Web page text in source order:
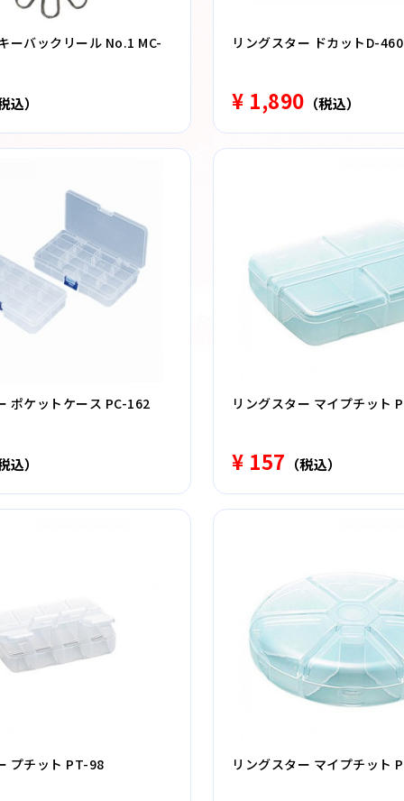
ーバックリール No.1 MC-
込）
リングスター ドカットD-
¥ 1,890 （税込）
ポケットケース PC-162
込）
リングスター マイプチット
¥ 157 （税込）
プチット PT-98 リングスター マイプチット